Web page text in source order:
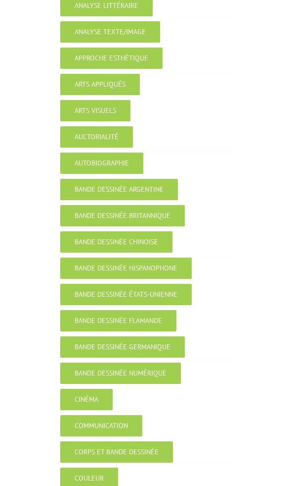
ANALYSE LITTÉRAIRE
ANALYSE TEXTE/IMAGE
APPROCHE ESTHÉTIQUE
ARTS APPLIQUÉS
ARTS VISUELS
AUCTORIALITÉ
AUTOBIOGRAPHIE
BANDE DESSINÉE ARGENTINE
BANDE DESSINÉE BRITANNIQUE
BANDE DESSINÉE CHINOISE
BANDE DESSINÉE HISPANOPHONE
BANDE DESSINÉE ÉTATS-UNIENNE
BANDE DESSINÉE FLAMANDE
BANDE DESSINÉE GERMANIQUE
BANDE DESSINÉE NUMÉRIQUE
CINÉMA
COMMUNICATION
CORPS ET BANDE DESSINÉE
COULEUR